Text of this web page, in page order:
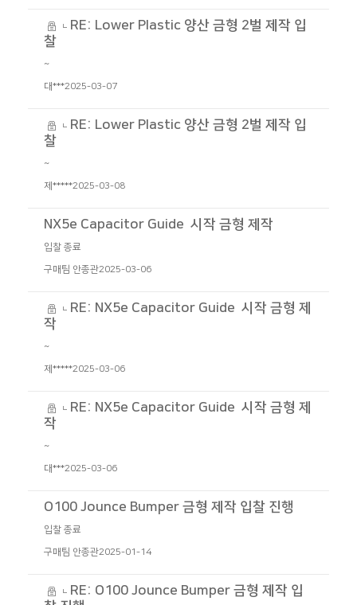
RE: Lower Plastic 양산 금형 2벌 제작 입
찰
~
대***2025-03-07
RE: Lower Plastic 양산 금형 2벌 제작 입
찰
~
제*****2025-03-08
NX5e Capacitor Guide 시작 금형 제작
입찰 종료
구매팀 안종관2025-03-06
RE: NX5e Capacitor Guide 시작 금형 제
작
~
제*****2025-03-06
RE: NX5e Capacitor Guide 시작 금형 제
작
~
대***2025-03-06
O100 Jounce Bumper 금형 제작 입찰 진행
입찰 종료
구매팀 안종관2025-01-14
RE: O100 Jounce Bumper 금형 제작 입